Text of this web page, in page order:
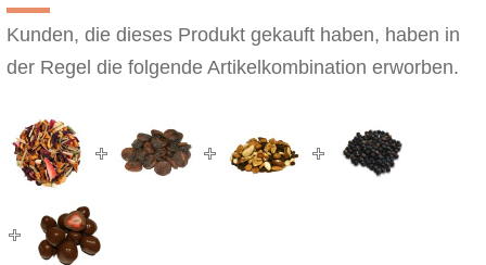
Kunden, die dieses Produkt gekauft haben, haben in
der Regel die folgende Artikelkombination erworben.